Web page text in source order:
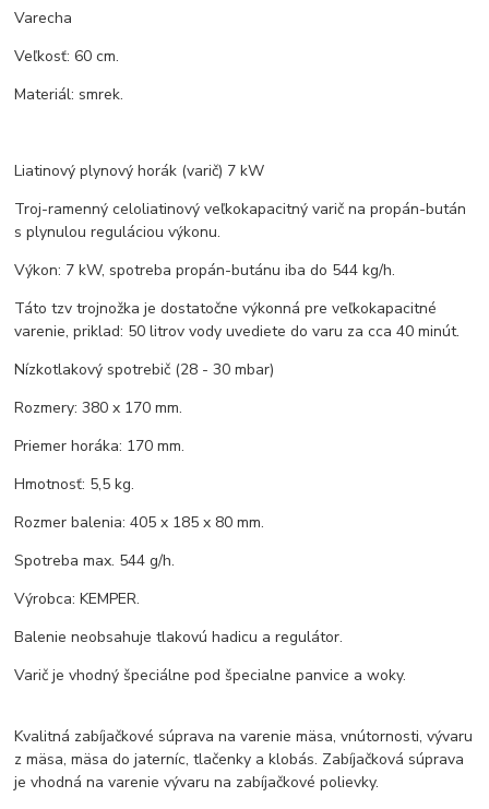
Varecha
Veľkosť: 60 cm.
Materiál: smrek.
Liatinový plynový horák (varič) 7 kW
Troj-ramenný celoliatinový veľkokapacitný varič na propán-bután
s plynulou reguláciou výkonu.
Výkon: 7 kW, spotreba propán-butánu iba do 544 kg/h.
Táto tzv trojnožka je dostatočne výkonná pre veľkokapacitné
varenie, priklad: 50 litrov vody uvediete do varu za cca 40 minút.
Nízkotlakový spotrebič (28 - 30 mbar)
Rozmery: 380 x 170 mm.
Priemer horáka: 170 mm.
Hmotnosť: 5,5 kg.
Rozmer balenia: 405 x 185 x 80 mm.
Spotreba max. 544 g/h.
Výrobca: KEMPER.
Balenie neobsahuje tlakovú hadicu a regulátor.
Varič je vhodný špeciálne pod špecialne panvice a woky.
Kvalitná zabíjačkové súprava na varenie mäsa, vnútornosti, vývaru
z mäsa, mäsa do jaterníc, tlačenky a klobás. Zabíjačková súprava
je vhodná na varenie vývaru na zabíjačkové polievky.